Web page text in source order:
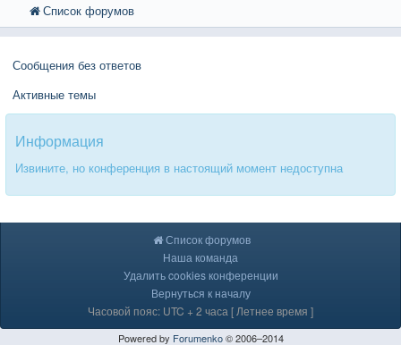
FAQ
Вход
Расширенный поиск
Список форумов
Сообщения без ответов
Активные темы
Информация
Извините, но конференция в настоящий момент недоступна
Список форумов
Наша команда
Удалить cookies конференции
Вернуться к началу
Часовой пояс: UTC + 2 часа [ Летнее время ]
Powered by Forumenko© 2006–2014